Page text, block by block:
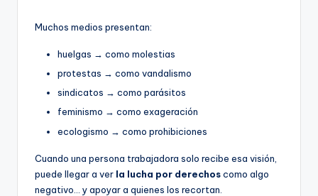
Muchos medios presentan:
huelgas → como molestias
protestas → como vandalismo
sindicatos → como parásitos
feminismo → como exageración
ecologismo → como prohibiciones
Cuando una persona trabajadora solo recibe esa visión,
puede llegar a ver la lucha por derechoscomo algo
negativo… y apoyar a quienes los recortan.